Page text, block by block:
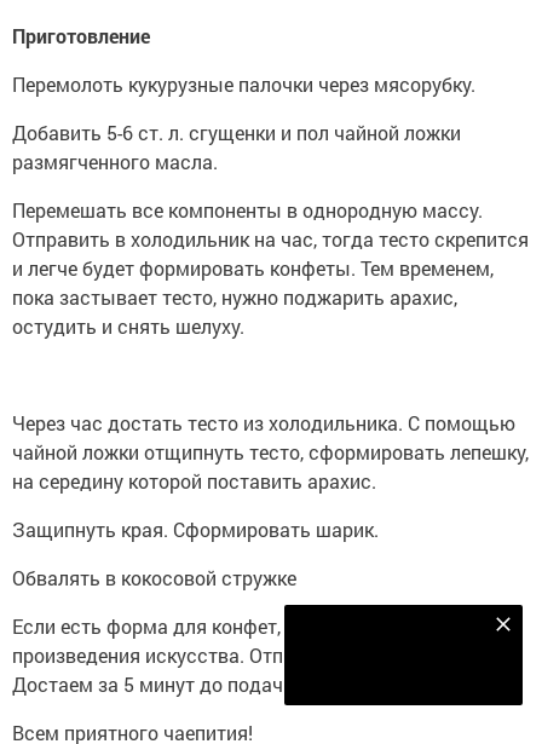
Приготовление
Перемолоть кукурузные палочки через мясорубку.
Добавить 5-6 ст. л. сгущенки и пол чайной ложки
размягченного масла.
Перемешать все компоненты в однородную массу.
Отправить в холодильник на час, тогда тесто скрепится
и легче будет формировать конфеты. Тем временем,
пока застывает тесто, нужно поджарить арахис,
остудить и снять шелуху.
Через час достать тесто из холодильника. С помощью
чайной ложки отщипнуть тесто, сформировать лепешку,
на середину которой поставить арахис.
Защипнуть края. Сформировать шарик.
Обвалять в кокосовой стружке
Если есть форма для конфет, выкладываем туда свои
произведения искусства. Отправляем в холодильник.
Достаем за 5 минут до подачи на стол
Всем приятного чаепития!